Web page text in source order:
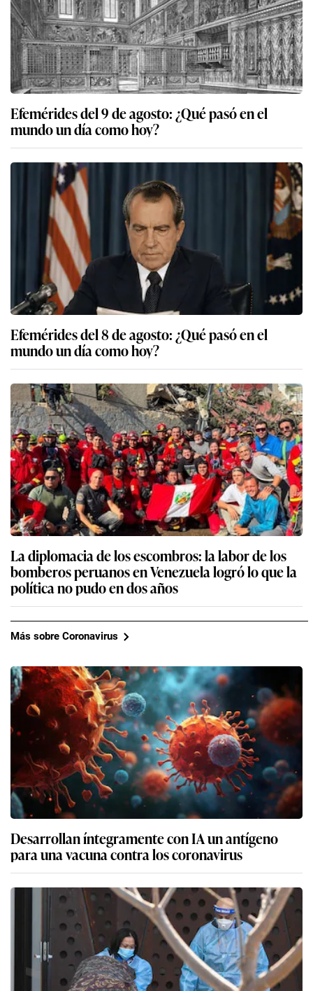
Efemérides del 9 de agosto: ¿Qué pasó en el
mundo un día como hoy?
Efemérides del 8 de agosto: ¿Qué pasó en el
mundo un día como hoy?
La diplomacia de los escombros: la labor de los
bomberos peruanos en Venezuela logró lo que la
política no pudo en dos años
Más sobre Coronavirus
Desarrollan íntegramente con IA un antígeno
para una vacuna contra los coronavirus